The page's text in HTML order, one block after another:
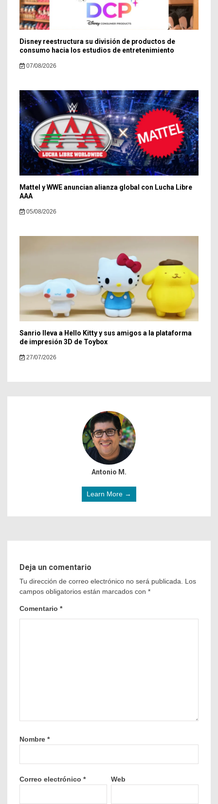
Disney reestructura su división de productos de
consumo hacia los estudios de entretenimiento
07/08/2026
Mattel y WWE anuncian alianza global con Lucha Libre
AAA
05/08/2026
Sanrio lleva a Hello Kitty y sus amigos a la plataforma
de impresión 3D de Toybox
27/07/2026
Antonio M.
Learn More →
Deja un comentario
Tu dirección de correo electrónico no será publicada.
Los
campos obligatorios están marcados con *
Comentario *
Nombre *
Correo electrónico * Web